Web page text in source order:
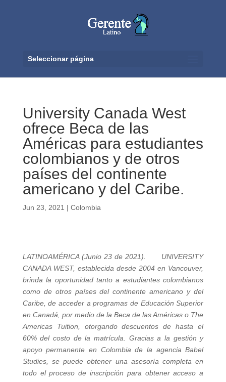
Seleccionar página
University Canada West
ofrece Beca de las
Américas para estudiantes
colombianos y de otros
países del continente
americano y del Caribe.
Jun 23, 2021 | Colombia
LATINOAMÉRICA (Junio 23 de 2021). UNIVERSITY
CANADA WEST, establecida desde 2004 en Vancouver,
brinda la oportunidad tanto a estudiantes colombianos
como de otros países del continente americano y del
Caribe, de acceder a programas de Educación Superior
en Canadá, por medio de la Beca de las Américas o The
Americas Tuition, otorgando descuentos de hasta el
60% del costo de la matrícula. Gracias a la gestión y
apoyo permanente en Colombia de la agencia Babel
Studies, se puede obtener una asesoría completa en
todo el proceso de inscripción para obtener acceso a